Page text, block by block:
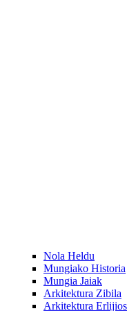
Nola Heldu
Mungiako Historia
Mungia Jaiak
Arkitektura Zibila
Arkitektura